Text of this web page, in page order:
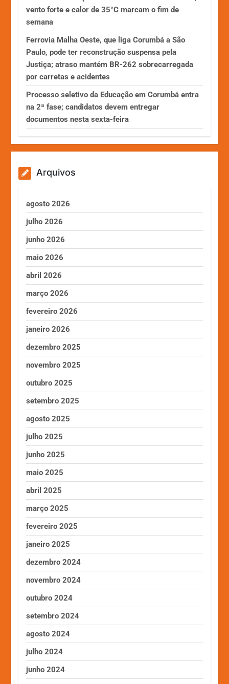
vento forte e calor de 35°C marcam o fim de
semana
Ferrovia Malha Oeste, que liga Corumbá a São
Paulo, pode ter reconstrução suspensa pela
Justiça; atraso mantém BR-262 sobrecarregada
por carretas e acidentes
Processo seletivo da Educação em Corumbá entra
na 2ª fase; candidatos devem entregar
documentos nesta sexta-feira
Arquivos
agosto 2026
julho 2026
junho 2026
maio 2026
abril 2026
março 2026
fevereiro 2026
janeiro 2026
dezembro 2025
novembro 2025
outubro 2025
setembro 2025
agosto 2025
julho 2025
junho 2025
maio 2025
abril 2025
março 2025
fevereiro 2025
janeiro 2025
dezembro 2024
novembro 2024
outubro 2024
setembro 2024
agosto 2024
julho 2024
junho 2024